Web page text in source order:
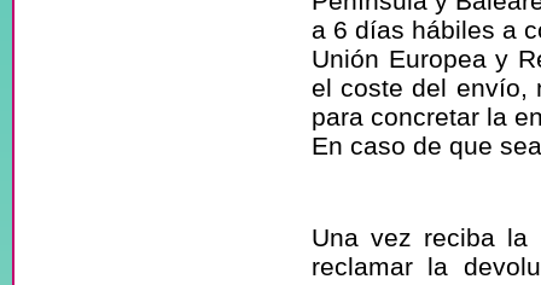
a 6 días hábiles a
Unión Europea y
el coste del envío,
para concretar la
En caso de que
Una vez reciba la
reclamar la